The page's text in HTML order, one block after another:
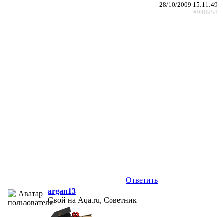
28/10/2009 15:11:49
#948958
Ответить
argan13
Свой на Aqa.ru, Советник